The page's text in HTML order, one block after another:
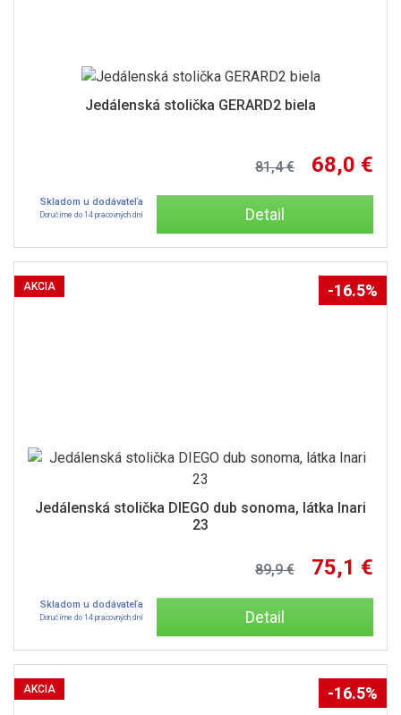
Jedálenská stolička GERARD2 biela
81,4 € 68,0 €
Skladom u dodávateľa
Doručíme do 14 pracovných dní Detail
Jedálenská stolička DIEGO dub sonoma, látka Inari
23
89,9 € 75,1 €
Skladom u dodávateľa
Doručíme do 14 pracovných dní Detail
AKCIA -16.5%
AKCIA -16.5%